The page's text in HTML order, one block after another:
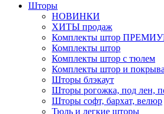
Шторы
НОВИНКИ
ХИТЫ продаж
Комплекты штор
Комплекты штор
Комплекты штор с тюлем
Комплекты штор и
Шторы блэкаут
Шторы рогожка, под лен,
Шторы софт, бархат, велюр
Тюль и легкие шторы